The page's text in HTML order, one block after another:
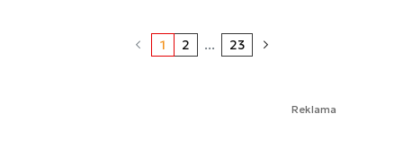
1 2 ... 23
Reklama